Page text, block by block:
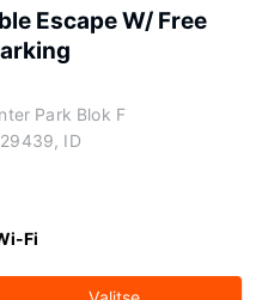
Escape W/ Free
Park Blok F
ID
Fi